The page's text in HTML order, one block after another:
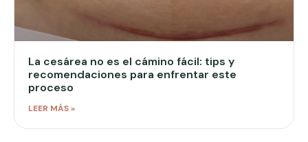
La cesárea no es el cámino fácil: tips y
recomendaciones para enfrentar este
proceso
LEER MÁS »